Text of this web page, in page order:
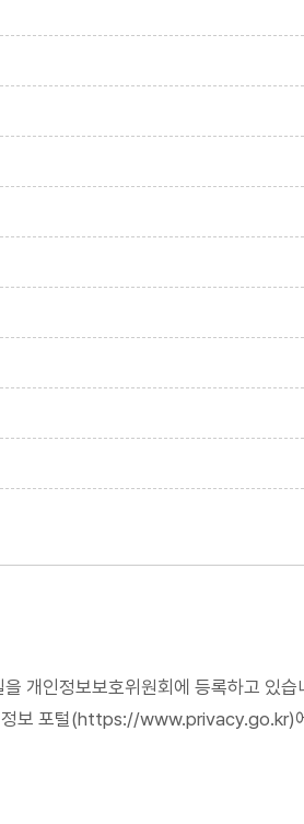
개인정보보호위원회에 등록하고 있습
정보 포털(https://www.privacy.go.kr)